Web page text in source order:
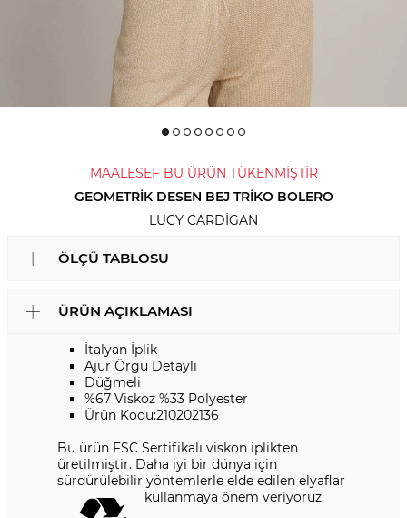
MAALESEF BU ÜRÜN TÜKENMİŞTİR
GEOMETRIK DESEN BEJ TRIKO BOLERO
LUCY CARDIGAN
ÖLÇÜ TABLOSU
ÜRÜN AÇIKLAMASI
İtalyan İplik
Ajur Örgü Detaylı
Düğmeli
%67 Viskoz %33 Polyester
Ürün Kodu:210202136
Bu ürün FSC Sertifikalı viskon iplikten
üretilmiştir. Daha iyi bir dünya için
sürdürülebilir yöntemlerle elde edilen elyaflar
kullanmaya önem veriyoruz.